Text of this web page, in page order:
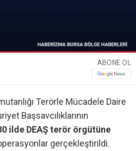
ABONE OL
Terörle Mücadele Daire
Başsavcılıklarının
ilde DEAŞ terör örgütüne
gerçekleştirildi.